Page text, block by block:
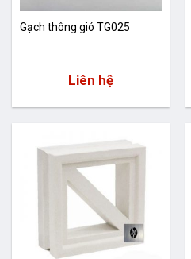
Gạch thông gió TG025
Liên hệ